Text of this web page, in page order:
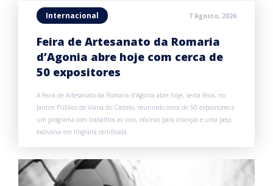
Internacional 7 Agosto, 2026
Feira de Artesanato da Romaria
d’Agonia abre hoje com cerca de
50 expositores
A Feira de Artesanato da Romaria d’Agonia abre hoje, sexta-feira, no
Jardim Público de Viana do Castelo, reunindo cerca de 50 expositores e
um programa com trabalhos ao vivo, oficinas para crianças e uma peça
exclusiva em filigrana certificada.